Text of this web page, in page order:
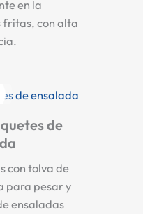
en la
fritas, con alta
de
con tolva de
para pesar y
ensaladas